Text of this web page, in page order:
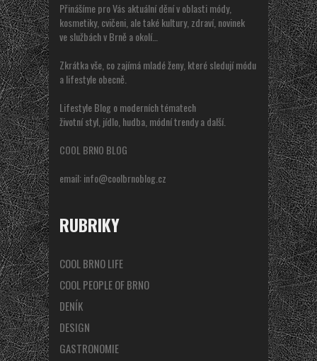
Přinášíme pro Vás aktuální dění v oblasti módy,
kosmetiky, cvičeni, ale také kultury, zdraví, novinek
ve službách v Brně a okolí…
Zkrátka vše, co zajímá mladé ženy, které sledují módu
a lifestyle obecně.
Lifestyle Blog o moderních tématech
životní styl, jídlo, hudba, módní trendy a další.
COOL BRNO BLOG
email:info@coolbrnoblog.cz
RUBRIKY
COOL BRNO LIFE
COOL PEOPLE OF BRNO
DENÍK
DESIGN
GASTRONOMIE